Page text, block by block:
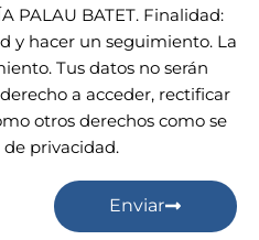
PALAU BATET. Finalidad:
y hacer un seguimiento. La
Tus datos no serán
a acceder, rectificar
otros derechos como se
privacidad.
Enviar